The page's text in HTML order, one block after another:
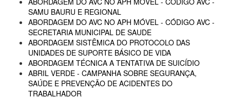
SAMU BAURU E REGIONAL
ABORDAGEM DO AVC NO APH MÓVEL - CÓDIGO AVC -
SECRETARIA MUNICIPAL DE SAUDE
ABORDAGEM SISTÊMICA DO PROTOCOLO DAS
UNIDADES DE SUPORTE BÁSICO DE VIDA
ABORDAGEM TÉCNICA A TENTATIVA DE SUICÍDIO
ABRIL VERDE - CAMPANHA SOBRE SEGURANÇA,
SAÚDE E PREVENÇÃO DE ACIDENTES DO
TRABALHADOR